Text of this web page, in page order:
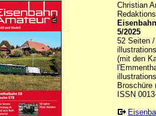
Christian
5/2025
52 Seiten
(mit den
Broschüre
ISSN